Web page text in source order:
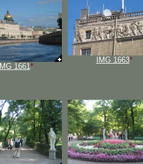
IMG 1661 *
IMG 1663*